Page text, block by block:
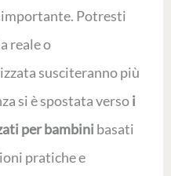
Potresti
reale o
susciteranno più
si è spostata versoi
per bambini basati
pratiche e